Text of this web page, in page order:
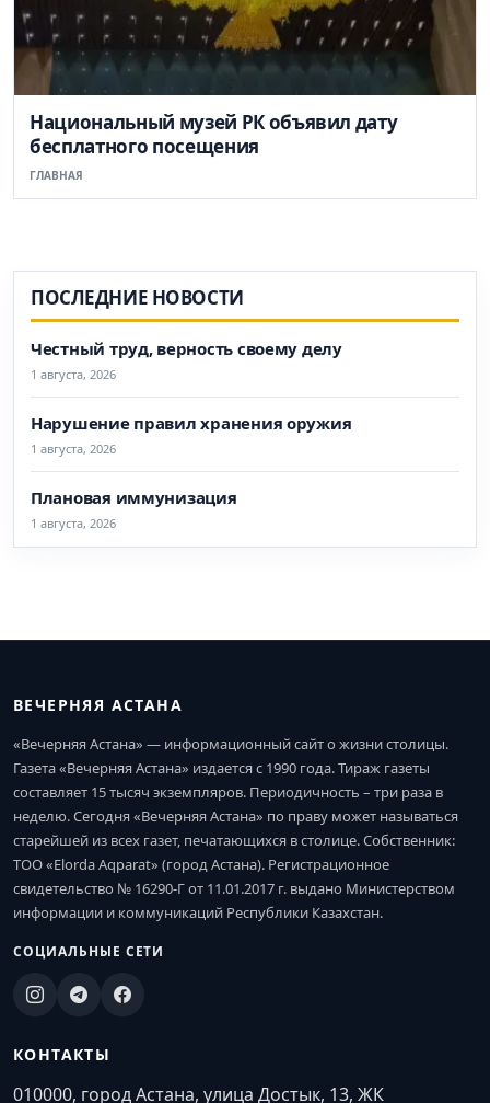
Национальный музей РК объявил дату
бесплатного посещения
ГЛАВНАЯ
ПОСЛЕДНИЕ НОВОСТИ
Честный труд, верность своему делу
1 августа, 2026
Нарушение правил хранения оружия
1 августа, 2026
Плановая иммунизация
1 августа, 2026
ВЕЧЕРНЯЯ АСТАНА
«Вечерняя Астана» — информационный сайт о жизни столицы.
Газета «Вечерняя Астана» издается с 1990 года. Тираж газеты
составляет 15 тысяч экземпляров. Периодичность – три раза в
неделю. Сегодня «Вечерняя Астана» по праву может называться
старейшей из всех газет, печатающихся в столице. Собственник:
ТОО «Elorda Aqparat» (город Астана). Регистрационное
свидетельство № 16290-Г от 11.01.2017 г. выдано Министерством
информации и коммуникаций Республики Казахстан.
СОЦИАЛЬНЫЕ СЕТИ
КОНТАКТЫ
010000, город Астана, улица Достык, 13, ЖК